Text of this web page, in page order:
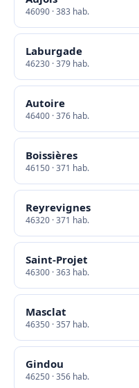
46090 · 383 hab.
Laburgade
46230 · 379 hab.
Autoire
46400 · 376 hab.
Boissières
46150 · 371 hab.
Reyrevignes
46320 · 371 hab.
Saint-Projet
46300 · 363 hab.
Masclat
46350 · 357 hab.
Gindou
46250 · 356 hab.